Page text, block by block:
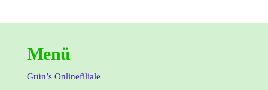
Menü
Grün’s Onlinefiliale